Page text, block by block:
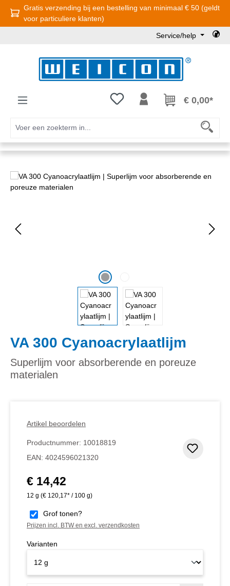
Ga naar de hoofdinhoud
Gratis verzending bij een bestelling van minimaal € 50 (geldt
voor particuliere klanten)
Service/help
Je hebt 0 items op je€ 0,00*
Afbeeldingengalerij overslaan
VA 300 Cyanoacrylaatlijm
Superlijm voor absorberende en poreuze
materialen
Artikel beoordelen
Productnummer: 10018819
EAN: 4024596021320
Normale prijs:
€ 14,42
12 g (€ 120,17* / 100 g)
Grof tonen?
Prijzen incl. BTW en excl. verzendkosten
Varianten